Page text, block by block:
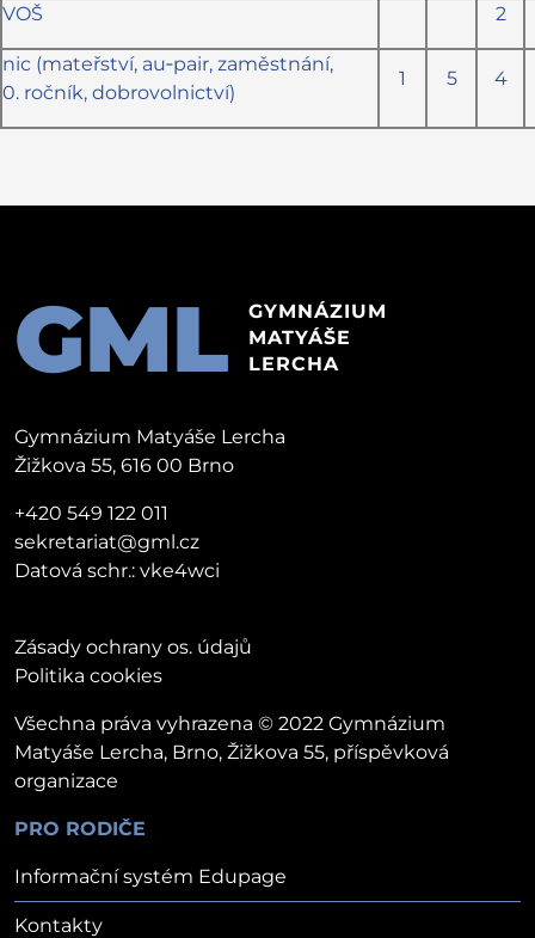
VOŠ 2
nic (mateřství, au‑pair, zaměstnání,
0. ročník, dobrovolnictví)
1 5 4
GML
GYMNÁZIUM
MATYÁŠE
LERCHA
Gymnázium Matyáše Lercha
Žižkova 55, 616 00 Brno
+420 549 122 011
sekretariat@gml.cz
Datová schr.: vke4wci
PRO RODIČE
Informační systém Edupage
Kontakty
Zásady ochrany os. údajů
Politika cookies
Všechna práva vyhrazena © 2022 Gymnázium
Matyáše Lercha, Brno, Žižkova 55, příspěvková
organizace